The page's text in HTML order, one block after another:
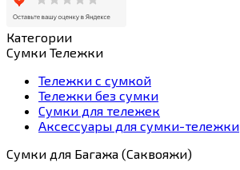
Категории
Сумки Тележки
Тележки с сумкой
Тележки без сумки
Сумки для тележек
Аксессуары для сумки-тележки
Сумки для Багажа (Саквояжи)